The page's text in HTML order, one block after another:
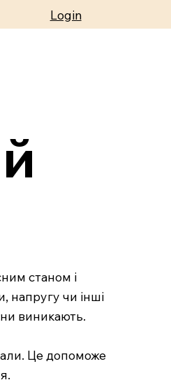
Login
станом і
напругу чи інші
виникають.
Це допоможе